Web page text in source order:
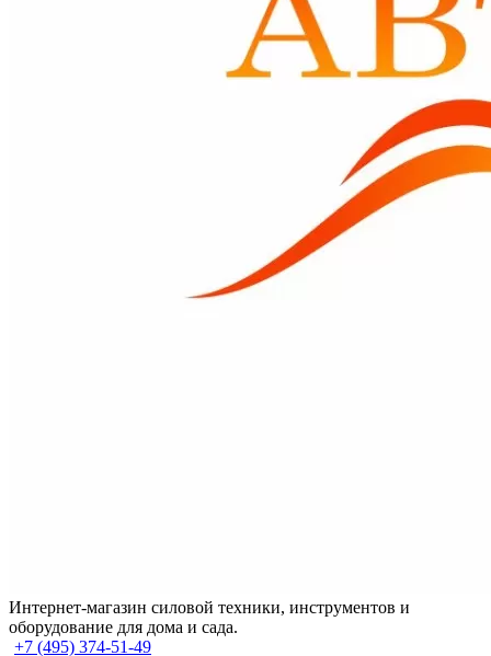
Интернет-магазин силовой техники, инструментов и
оборудование для дома и сада.
+7 (495) 374-51-49